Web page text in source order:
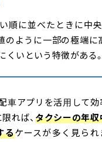
順に並べたときに中
のように一部の極端に
くいという特徴がある。
車アプリを活用して
れば、 タクシーの年
るケースが多く見られ